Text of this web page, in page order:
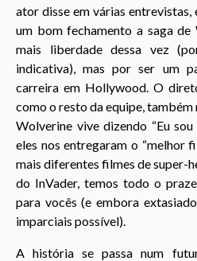
ator disse em várias
um bom fechamento a saga
mais liberdade dessa vez
indicativa), mas por ser um
carreira em Hollywood. O
como o resto da equipe, também
Wolverine vive dizendo “Eu
eles nos entregaram o “melhor
mais diferentes filmes de super-
do InVader, temos todo o
para vocês (e embora
imparciais possível).
A história se passa num